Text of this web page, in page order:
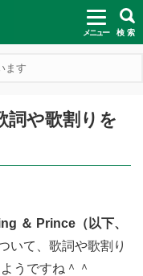
メニュー 検 索
ます
詞や歌割りを
＆ Prince（以下、
いて、歌詞や歌割り
うですね＾＾